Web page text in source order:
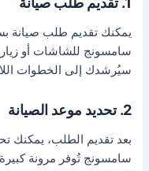
يمكنك تقديم طلب صيانة
سامسونج للشاشات أو
سيُرشدك إلى الخطوات
2. تحديد موعد الصيانة
بعد تقديم الطلب، يمكنك
سامسونج تُوفر مرونة